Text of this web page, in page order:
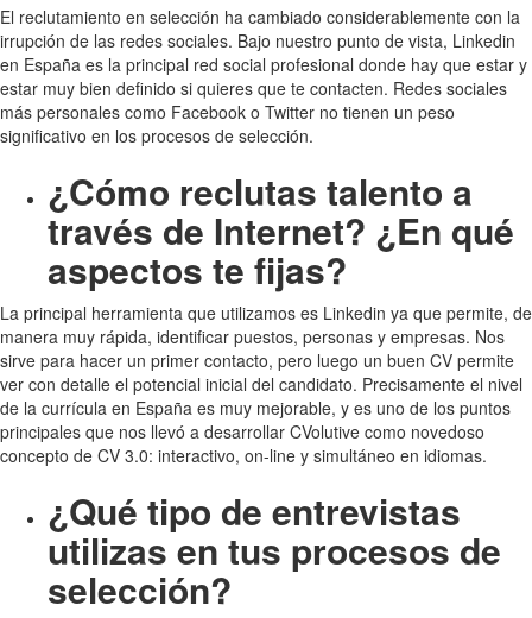
El reclutamiento en selección ha cambiado considerablemente con la
irrupción de las redes sociales. Bajo nuestro punto de vista, Linkedin
en España es la principal red social profesional donde hay que estar y
estar muy bien definido si quieres que te contacten. Redes sociales
más personales como Facebook o Twitter no tienen un peso
significativo en los procesos de selección.
¿Cómo reclutas talento a
través de Internet? ¿En qué
aspectos te fijas?
La principal herramienta que utilizamos es Linkedin ya que permite, de
manera muy rápida, identificar puestos, personas y empresas. Nos
sirve para hacer un primer contacto, pero luego un buen CV permite
ver con detalle el potencial inicial del candidato. Precisamente el nivel
de la currícula en España es muy mejorable, y es uno de los puntos
principales que nos llevó a desarrollar CVolutive como novedoso
concepto de CV 3.0: interactivo, on-line y simultáneo en idiomas.
¿Qué tipo de entrevistas
utilizas en tus procesos de
selección?